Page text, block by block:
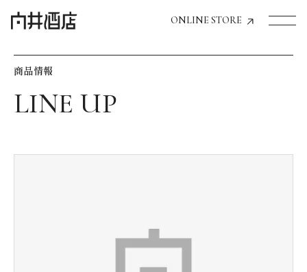
ONLINE STORE
飲食店経営のお客様
お気に入り機能の活用方法
商品情報